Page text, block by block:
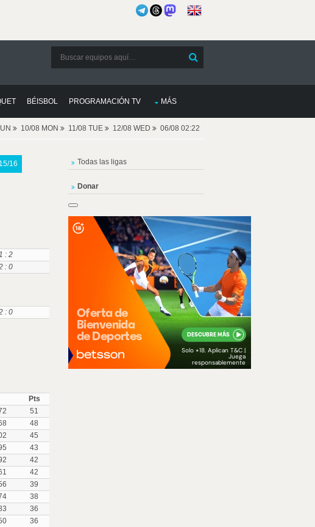
BÉISBOL PROGRAMACIÓN TV MÁS
10/08 MON 11/08 TUE 12/08 WED 06/08 02:22
16
: 2
: 0
: 0
Pts
51
48
45
43
42
42
39
38
36
36
Todas las ligas
Donar